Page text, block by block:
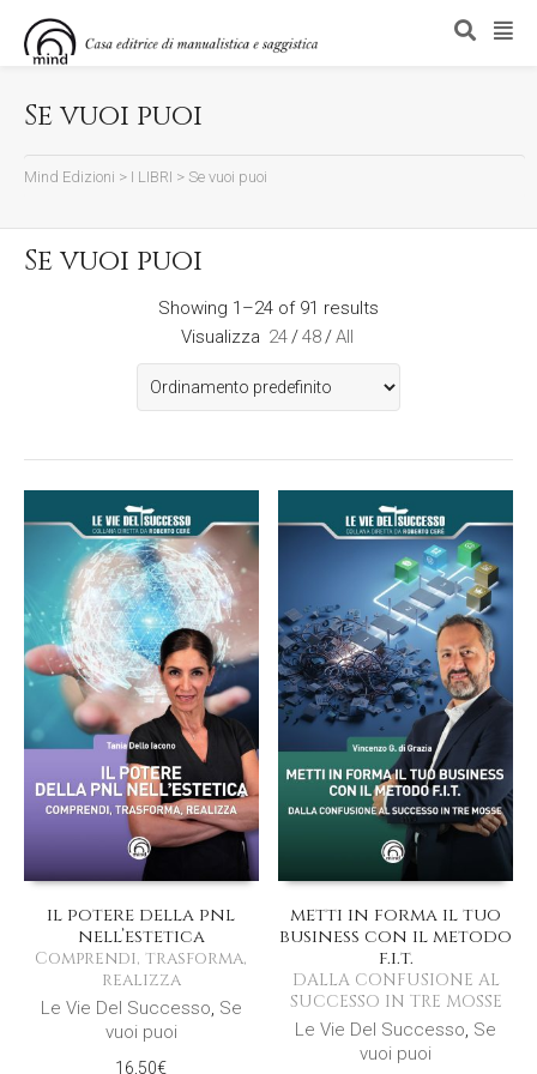
Se vuoi puoi
Mind Edizioni > I LIBRI > Se vuoi puoi
Se vuoi puoi
Showing 1–24 of 91 results
Visualizza 24/48/All
il potere della pnl
nell’estetica
Comprendi, trasforma,
realizza
Le Vie Del Successo, Se
vuoi puoi
16,50€
metti in forma il tuo
business con il metodo
f.i.t.
DALLA CONFUSIONE AL
SUCCESSO IN TRE MOSSE
Le Vie Del Successo, Se
vuoi puoi